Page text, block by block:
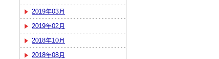
2019年03月
2019年02月
2018年10月
2018年08月